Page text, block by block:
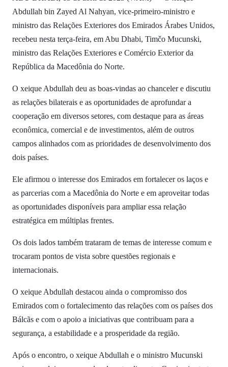
Abdullah bin Zayed Al Nahyan, vice-primeiro-ministro e
ministro das Relações Exteriores dos Emirados Árabes Unidos,
recebeu nesta terça-feira, em Abu Dhabi, Timčo Mucunski,
ministro das Relações Exteriores e Comércio Exterior da
República da Macedônia do Norte.
O xeique Abdullah deu as boas-vindas ao chanceler e discutiu
as relações bilaterais e as oportunidades de aprofundar a
cooperação em diversos setores, com destaque para as áreas
econômica, comercial e de investimentos, além de outros
campos alinhados com as prioridades de desenvolvimento dos
dois países.
Ele afirmou o interesse dos Emirados em fortalecer os laços e
as parcerias com a Macedônia do Norte e em aproveitar todas
as oportunidades disponíveis para ampliar essa relação
estratégica em múltiplas frentes.
Os dois lados também trataram de temas de interesse comum e
trocaram pontos de vista sobre questões regionais e
internacionais.
O xeique Abdullah destacou ainda o compromisso dos
Emirados com o fortalecimento das relações com os países dos
Bálcãs e com o apoio a iniciativas que contribuam para a
segurança, a estabilidade e a prosperidade da região.
Após o encontro, o xeique Abdullah e o ministro Mucunski